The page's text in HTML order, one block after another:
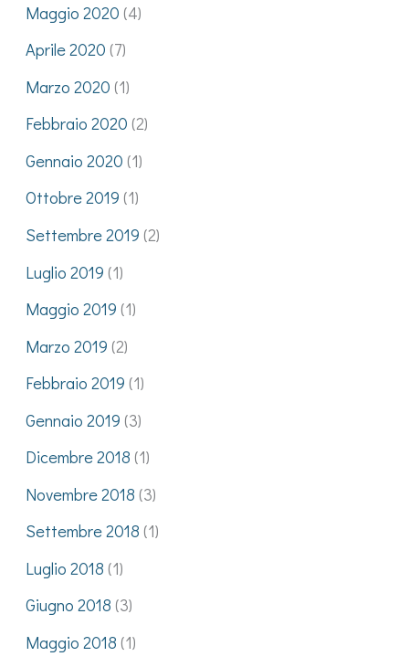
Maggio 2020 (4)
Aprile 2020 (7)
Marzo 2020 (1)
Febbraio 2020 (2)
Gennaio 2020 (1)
Ottobre 2019 (1)
Settembre 2019 (2)
Luglio 2019 (1)
Maggio 2019 (1)
Marzo 2019 (2)
Febbraio 2019 (1)
Gennaio 2019 (3)
Dicembre 2018 (1)
Novembre 2018 (3)
Settembre 2018 (1)
Luglio 2018 (1)
Giugno 2018 (3)
Maggio 2018 (1)